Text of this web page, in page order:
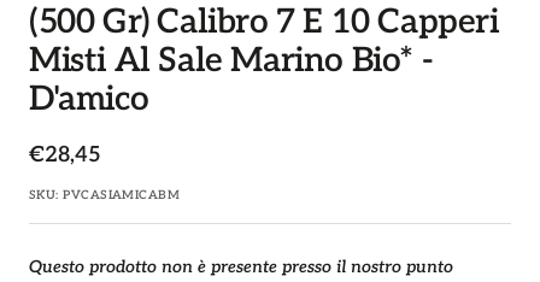
(500 Gr) Calibro 7 E 10 Capperi
Misti Al Sale Marino Bio* -
D'amico
Prezzo
di
vendita
€28,45
SKU:PVCASIAMICABM
Questo prodotto non è presente presso il nostro punto